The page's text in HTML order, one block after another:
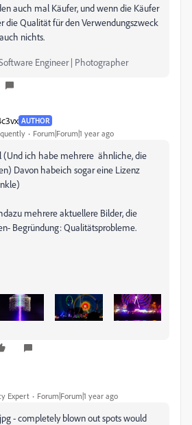
auch mal Käufer, und wenn die Käufer
die Qualität für den Verwendungszweck
nichts.
Engineer | Photographer
AUTHOR
Forum|Forum|1 year ago
(Und ich habe mehrere ähnliche, die
Davon habeich sogar eine Lizenz
mehrere aktuellere Bilder, die
Begründung: Qualitätsprobleme.
Expert Forum|Forum|1 year ago
- completely blown out spots would